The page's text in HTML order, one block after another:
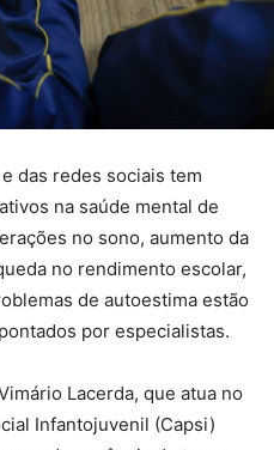
das redes sociais tem
na saúde mental de
no sono, aumento da
no rendimento escolar,
de autoestima estão
por especialistas.
Lacerda, que atua no
Infantojuvenil (Capsi)